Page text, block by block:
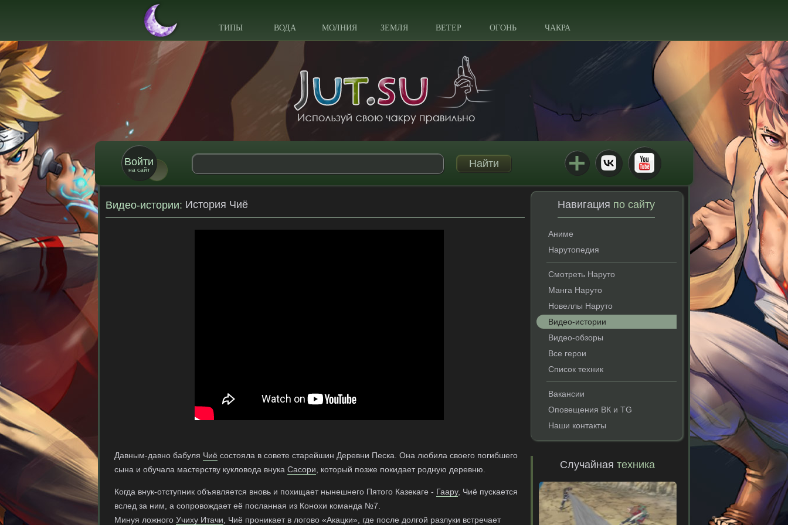
ТИПЫ ВОДА МОЛНИЯ ЗЕМЛЯ ВЕТЕР ОГОНЬ ЧАКРА
Войти
на сайт
Видео-истории: История Чиё
Давным-давно бабуля Чиё состояла в совете старейшин Деревни Песка. Она любила своего погибшего
сына и обучала мастерству кукловода внука Сасори , который позже покидает родную деревню.
Когда внук-отступник объявляется вновь и похищает нынешнего Пятого Казекаге - Гаару, Чиё пускается
вслед за ним, а сопровождает её посланная из Конохи команда №7.
Минуя ложного Учиху Итачи , Чиё проникает в логово «Акацки», где после долгой разлуки встречает
Навигация по сайту
Аниме
Нарутопедия
Смотреть Наруто
Манга Наруто
Новеллы Наруто
Видео-истории
Видео-обзоры
Все герои
Список техник
Вакансии
Оповещения ВК и TG
Наши контакты
Случайнаятехника